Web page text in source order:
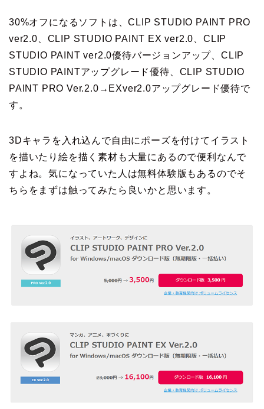
30%オフになるソフトは、CLIP STUDIO PAINT PRO
ver2.0、CLIP STUDIO PAINT EX ver2.0、CLIP
STUDIO PAINT ver2.0優待バージョンアップ、CLIP
STUDIO PAINTアップグレード優待、CLIP STUDIO
PAINT PRO Ver.2.0→EXver2.0アップグレード優待で
す。
3Dキャラを入れ込んで自由にポーズを付けてイラスト
を描いたり絵を描く素材も大量にあるので便利なんで
すよね。気になっていた人は無料体験版もあるのでそ
ちらをまずは触ってみたら良いかと思います。